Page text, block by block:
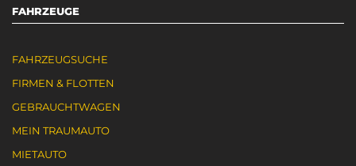
FAHRZEUGE
FAHRZEUGSUCHE
FIRMEN & FLOTTEN
GEBRAUCHTWAGEN
MEIN TRAUMAUTO
MIETAUTO